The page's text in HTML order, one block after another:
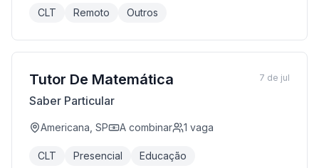
CLT Remoto Outros
Tutor De Matemática
Saber Particular
Americana, SP A combinar 1 vaga
CLT Presencial Educação
7 de jul